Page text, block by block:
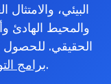
البيئي،
والمحيط الهادئ
الحقيقي. للحصول
برامج.